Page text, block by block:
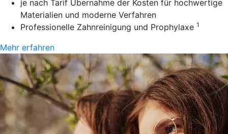
je nach Tarif Übernahme der Kosten für hochwertige
Materialien und moderne Verfahren
Professionelle Zahnreinigung und Prophylaxe 1
Mehr erfahren